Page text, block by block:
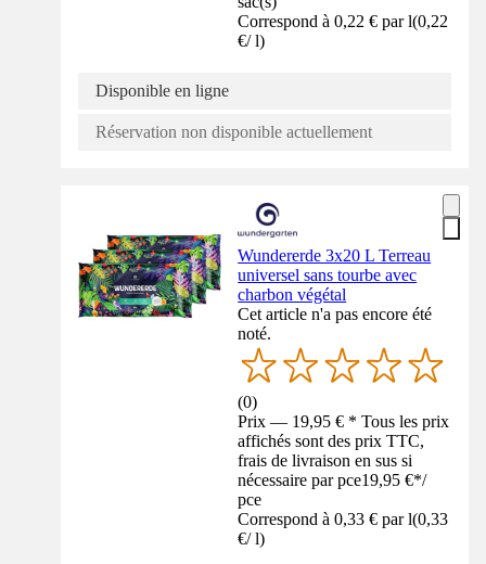
Correspond à 0,22 € par l(0,22
€/ l)
Disponible en ligne
Réservation non disponible actuellement
Wundererde 3x20 L Terreau
universel sans tourbe avec
charbon végétal
Cet article n'a pas encore été
noté.
(0)
Prix — 19,95 € * Tous les prix
affichés sont des prix TTC,
frais de livraison en sus si
nécessaire par pce19,95 €*/
pce
Correspond à 0,33 € par l(0,33
€/ l)